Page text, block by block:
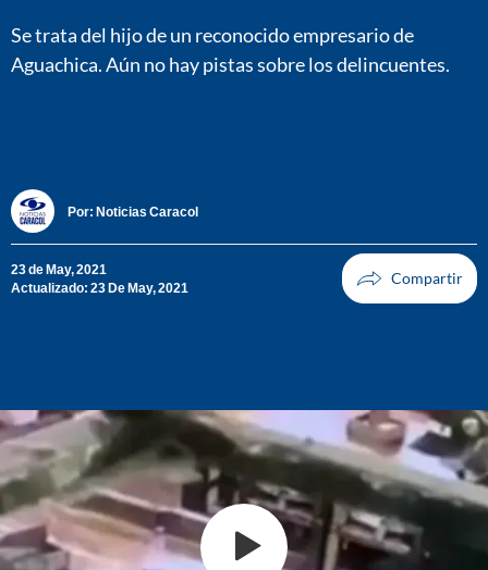
Se trata del hijo de un reconocido empresario de
Aguachica. Aún no hay pistas sobre los delincuentes.
Por: Noticias Caracol
23 de May, 2021
Actualizado: 23 De May, 2021